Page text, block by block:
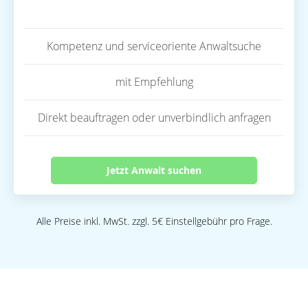
Kompetenz und serviceoriente Anwaltsuche
mit Empfehlung
Direkt beauftragen oder unverbindlich anfragen
Jetzt Anwalt suchen
Alle Preise inkl. MwSt. zzgl. 5€ Einstellgebühr pro Frage.